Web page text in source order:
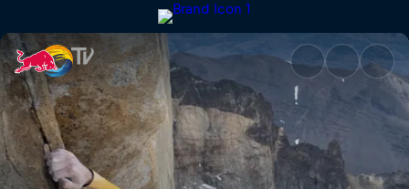
Durch den Sturm – Teil 1 |